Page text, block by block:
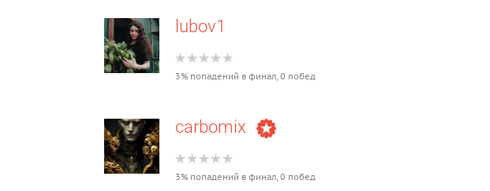
lubov1
3% попадений в финал, 0 побед
carbomix
3% попадений в финал, 0 побед